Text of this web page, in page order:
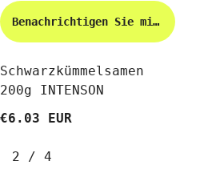
Benachrichtigen Sie mich
Schwarzkümmelsamen
200g INTENSON
€6.03 EUR
2 / von
4